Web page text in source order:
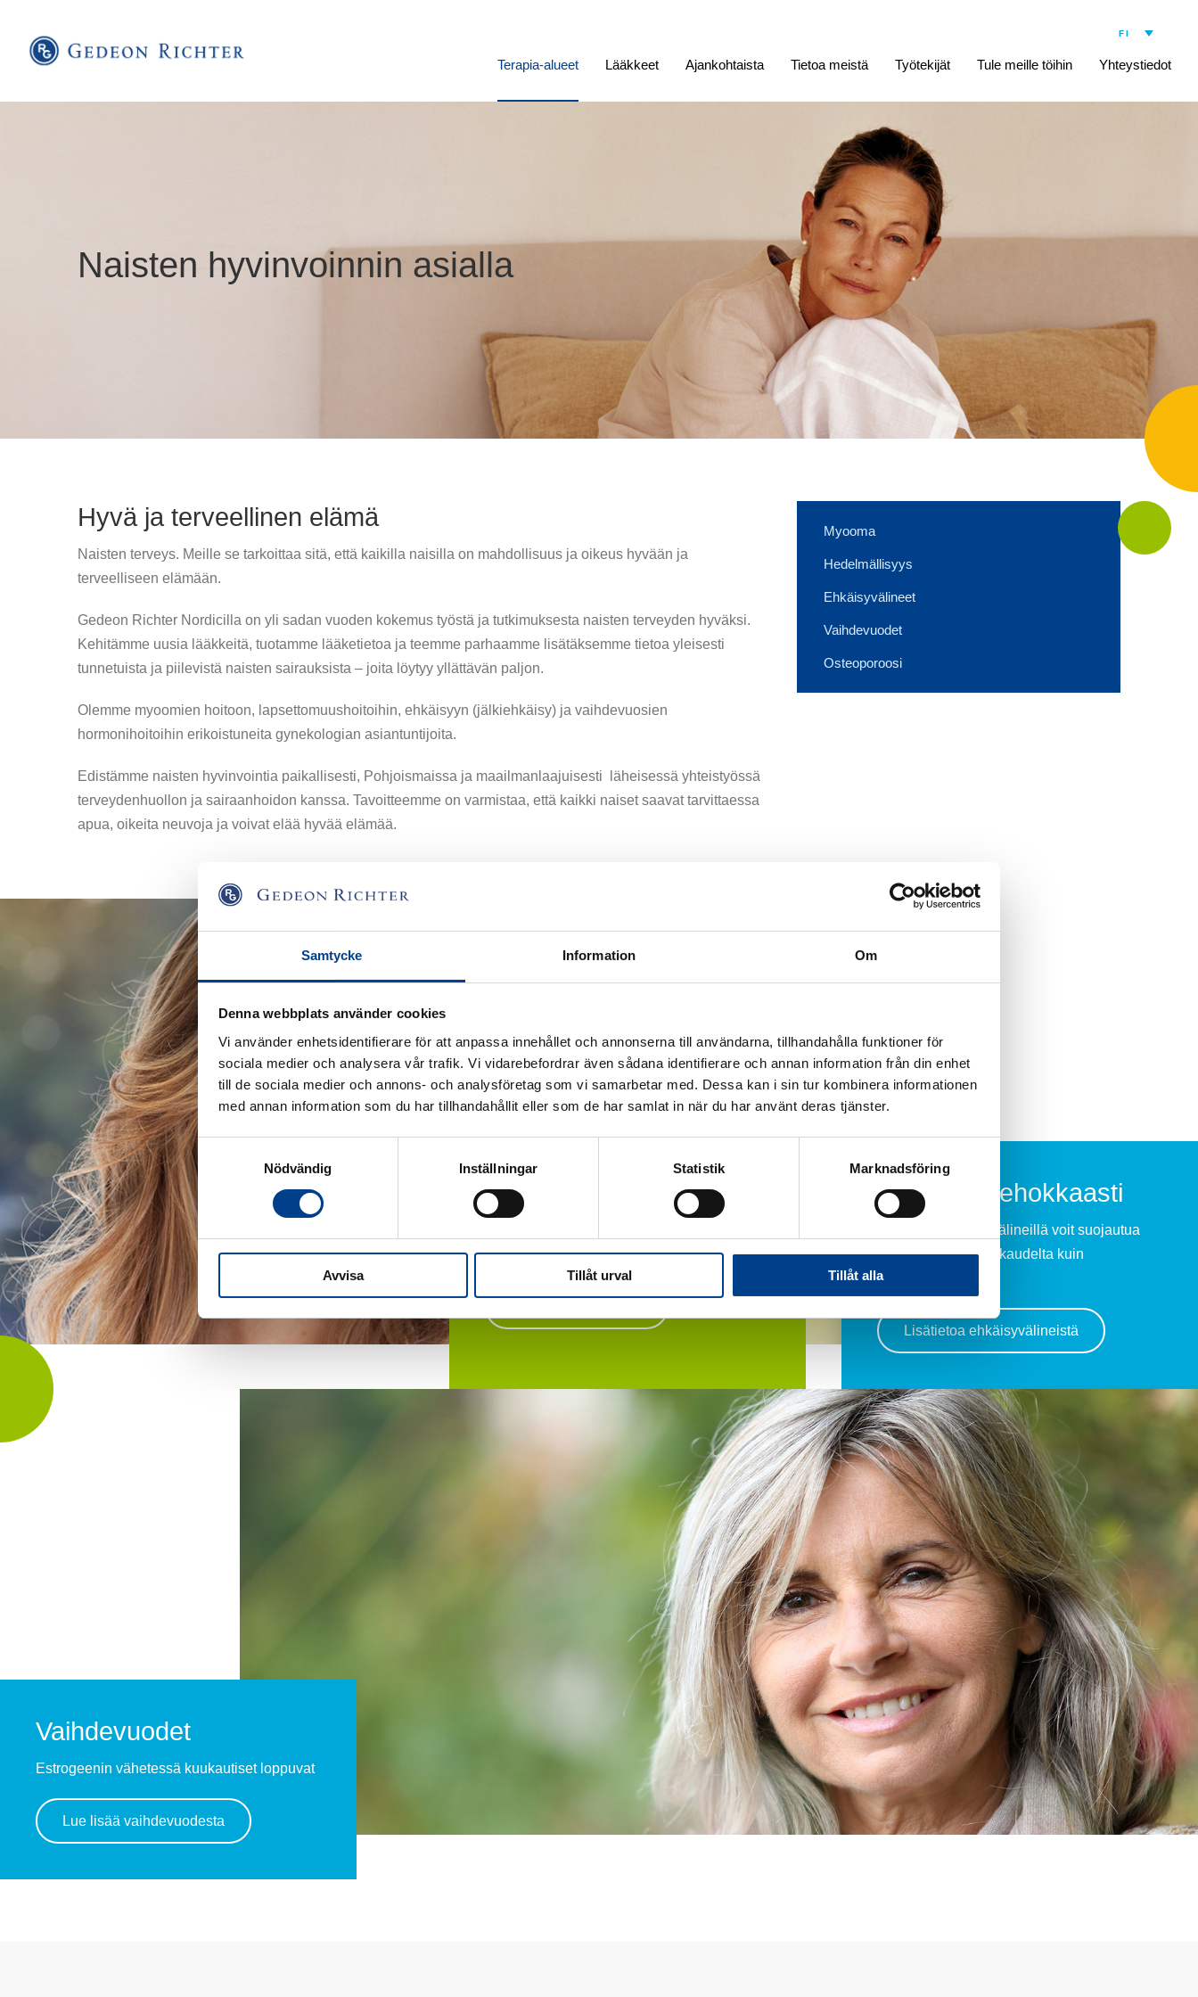
Samtycke Information Om
Denna webbplats använder cookies
Vi använder enhetsidentifierare för att anpassa innehållet och annonserna till användarna, tillhandahålla funktioner för
sociala medier och analysera vår trafik. Vi vidarebefordrar även sådana identifierare och annan information från din enhet
till de sociala medier och annons- och analysföretag som vi samarbetar med. Dessa kan i sin tur kombinera informationen
med annan information som du har tillhandahållit eller som de har samlat in när du har använt deras tjänster.
Nödvändig
Inställningar Statistik Marknadsföring
Avvisa Tillåt urval Tillåt alla
Terapia-alueet Lääkkeet Ajankohtaista Tietoa meistä Työtekijät Tule meille töihin Yhteystiedot
Naisten hyvinvoinnin asialla
Hyvä ja terveellinen elämä
Naisten terveys. Meille se tarkoittaa sitä, että kaikilla naisilla on mahdollisuus ja oikeus hyvään ja
terveelliseen elämään.
Gedeon Richter Nordicilla on yli sadan vuoden kokemus työstä ja tutkimuksesta naisten terveyden hyväksi.
Kehitämme uusia lääkkeitä, tuotamme lääketietoa ja teemme parhaamme lisätäksemme tietoa yleisesti
tunnetuista ja piilevistä naisten sairauksista – joita löytyy yllättävän paljon.
Olemme myoomien hoitoon, lapsettomuushoitoihin, ehkäisyyn (jälkiehkäisy) ja vaihdevuosien
hormonihoitoihin erikoistuneita gynekologian asiantuntijoita.
Edistämme naisten hyvinvointia paikallisesti, Pohjoismaissa ja maailmanlaajuisesti läheisessä yhteistyössä
terveydenhuollon ja sairaanhoidon kanssa. Tavoitteemme on varmistaa, että kaikki naiset saavat tarvittaessa
apua, oikeita neuvoja ja voivat elää hyvää elämää.
Myooma
Hedelmällisyys
Ehkäisyvälineet
Vaihdevuodet
Osteoporoosi
Elä hyvää elämää
myoomia - sinäkin tunnet luultavasti jonkun.
Suojaudu tehokkaasti
Nykyisillä ehkäisyvälineillä voit suojautua
tehokkaasti niin raskaudelta kuin
sukupuolitaudeilta.
Lisätietoa ehkäisyvälineistä
Vaihdevuodet
Estrogeenin vähetessä kuukautiset loppuvat
Lue lisää vaihdevuodesta